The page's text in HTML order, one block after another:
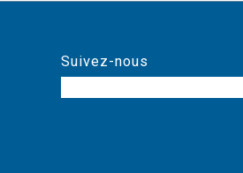
Suivez-nous